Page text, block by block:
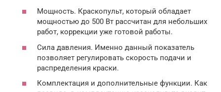
Мощность. Краскопульт, который обладает
мощностью до 500 Вт рассчитан для небольших
работ, коррекции уже готовой работы.
Сила давления. Именно данный показатель
позволяет регулировать скорость подачи и
распределения краски.
Комплектация и дополнительные функции. Как